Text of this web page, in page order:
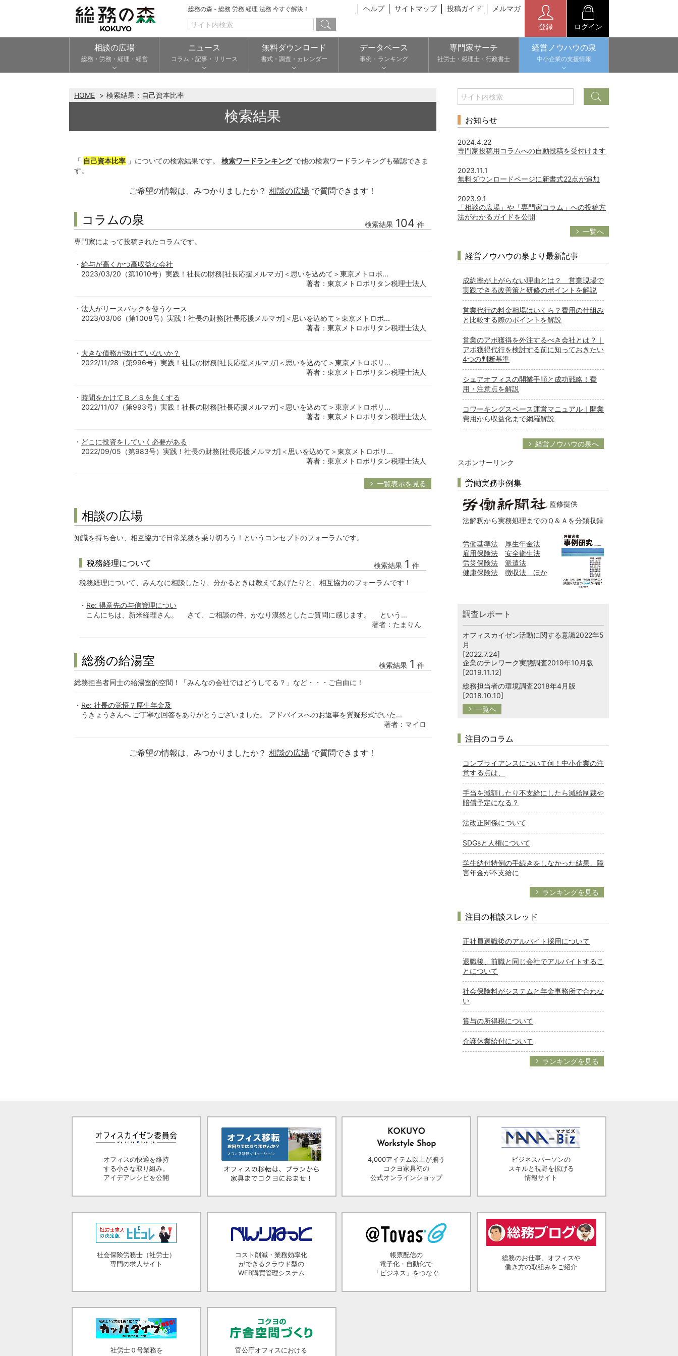
総務の森 - 総務 労務 経理 法務 今すぐ解決！ ヘルプ サイトマップ 投稿ガイド メルマガ
登録 ログイン
相談の広場
総務・労務・経理・経営
ニュース
コラム・記事・リリース
無料ダウンロード
書式・調査・カレンダー
データベース
事例・ランキング
専門家サーチ
社労士・税理士・行政書士
経営ノウハウの泉
中小企業の支援情報
HOME 検索結果： 自己資本比率
検索結果
「 自己資本比率 」についての検索結果です。 検索ワードランキングで他の検索ワードランキングも確認できま
す。
ご希望の情報は、みつかりましたか？ 相談の広場 で質問できます！
コラムの泉 検索結果 104 件
専門家によって投稿されたコラムです。
給与が高くかつ高収益な会社
2023/03/20（第1010号）実践！社長の財務[社長応援メルマガ]＜思いを込めて＞東京メトロポ...
著者：東京メトロポリタン税理士法人
法人がリースバックを使うケース
2023/03/06（第1008号）実践！社長の財務[社長応援メルマガ]＜思いを込めて＞東京メトロポ...
著者：東京メトロポリタン税理士法人
大きな債務が抜けていないか？
2022/11/28（第996号）実践！社長の財務[社長応援メルマガ]＜思いを込めて＞東京メトロポリ...
著者：東京メトロポリタン税理士法人
時間をかけてＢ／Ｓを良くする
2022/11/07（第993号）実践！社長の財務[社長応援メルマガ]＜思いを込めて＞東京メトロポリ...
著者：東京メトロポリタン税理士法人
どこに投資をしていく必要がある
2022/09/05（第983号）実践！社長の財務[社長応援メルマガ]＜思いを込めて＞東京メトロポリ...
著者：東京メトロポリタン税理士法人
一覧表示を見る
相談の広場
知識を持ち合い、相互協力で日常業務を乗り切ろう！というコンセプトのフォーラムです。
税務経理について 検索結果 1 件
税務経理について、みんなに相談したり、分かるときは教えてあげたりと、相互協力のフォーラムです！
Re: 得意先の与信管理につい
こんにちは、新米経理さん。 さて、ご相談の件、かなり漠然としたご質問に感じます。 という...
著者：たまりん
総務の給湯室 検索結果 1 件
総務担当者同士の給湯室的空間！「みんなの会社ではどうしてる？」など・・・ご自由に！
Re: 社長の覚悟？厚生年金及
うきょうさんへ ご丁寧な回答をありがとうございました。 アドバイスへのお返事を質疑形式でいた...
著者：マイロ
ご希望の情報は、みつかりましたか？ 相談の広場 で質問できます！
お知らせ
2024.4.22
専門家投稿用コラムへの自動投稿を受付けます
2023.11.1
無料ダウンロードページに新書式22点が追加
2023.9.1
「相談の広場」や「専門家コラム」への投稿方
法がわかるガイドを公開
一覧へ
経営ノウハウの泉より最新記事
成約率が上がらない理由とは？ 営業現場で
実践できる改善策と研修のポイントを解説
営業代行の料金相場はいくら？費用の仕組み
と比較する際のポイントを解説
営業のアポ獲得を外注するべき会社とは？｜
アポ獲得代行を検討する前に知っておきたい
4つの判断基準
シェアオフィスの開業手順と成功戦略！費
用・注意点を解説
コワーキングスペース運営マニュアル｜開業
費用から収益化まで網羅解説
経営ノウハウの泉へ
スポンサーリンク
労働実務事例集
監修提供
法解釈から実務処理までのＱ＆Ａを分類収録
労働基準法
厚生年金法
雇用保険法
安全衛生法
労災保険法
派遣法
健康保険法
徴収法 ほか
調査レポート
オフィスカイゼン活動に関する意識2022年5
月
[2022.7.24]
企業のテレワーク実態調査2019年10月版
[2019.11.12]
総務担当者の環境調査2018年4月版
[2018.10.10]
一覧へ
注目のコラム
コンプライアンスについて何！中小企業の注
意する点は、
手当を減額したり不支給にしたら減給制裁や
賠償予定になる？
法改正関係について
SDGsと人権について
学生納付特例の手続きをしなかった結果、障
害年金が不支給に
ランキングを見る
注目の相談スレッド
正社員退職後のアルバイト採用について
退職後、前職と同じ会社でアルバイトするこ
とについて
社会保険料がシステムと年金事務所で合わな
い
賞与の所得税について
介護休業給付について
ランキングを見る
オフィスの快適を維持
する小さな取り組み。
アイデアレシピを公開
4,000アイテム以上が揃う
コクヨ家具初の
公式オンラインショップ
ビジネスパーソンの
スキルと視野を拡げる
情報サイト
社会保険労務士（社労士）
専門の求人サイト
コスト削減・業務効率化
ができるクラウド型の
WEB購買管理システム
帳票配信の
電子化・自動化で
「ビジネス」をつなぐ
総務のお仕事、オフィスや
働き方の取組みをご紹介
社労士０号業務を
官公庁オフィスにおける